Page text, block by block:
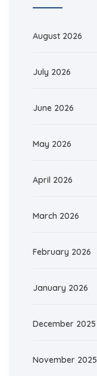
August 2026
July 2026
June 2026
May 2026
April 2026
March 2026
February 2026
January 2026
December 2025
November 2025